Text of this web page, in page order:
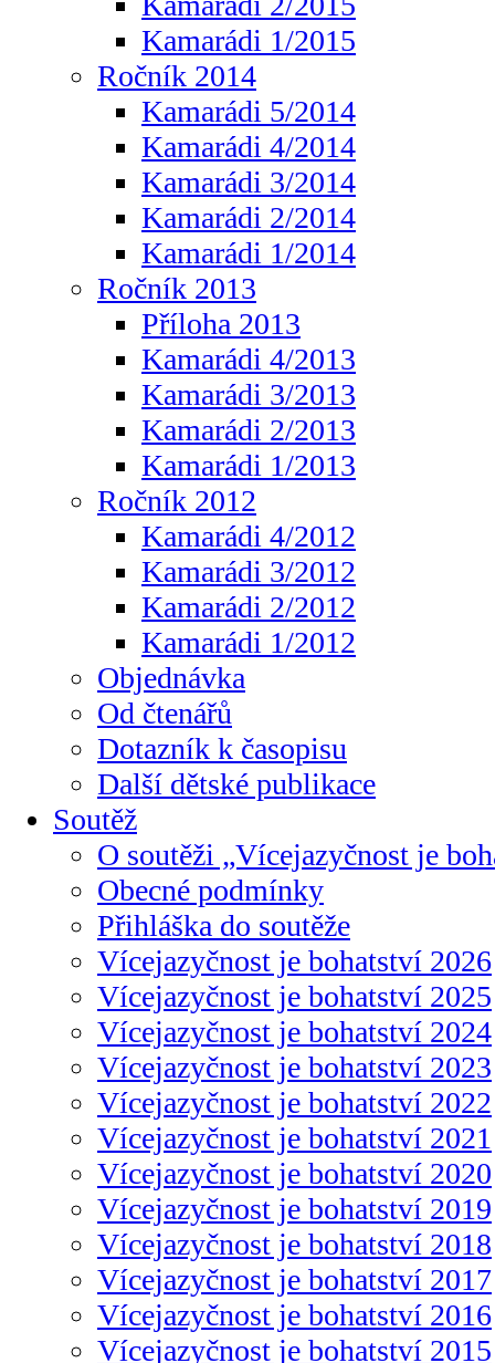
Kamarádi 1/2015
Ročník 2014
Kamarádi 5/2014
Kamarádi 4/2014
Kamarádi 3/2014
Kamarádi 2/2014
Kamarádi 1/2014
Ročník 2013
Příloha 2013
Kamarádi 4/2013
Kamarádi 3/2013
Kamarádi 2/2013
Kamarádi 1/2013
Ročník 2012
Kamarádi 4/2012
Kamarádi 3/2012
Kamarádi 2/2012
Kamarádi 1/2012
Objednávka
Od čtenářů
Dotazník k časopisu
Další dětské publikace
Soutěž
O soutěži „Vícejazyčnost je
Obecné podmínky
Přihláška do soutěže
Vícejazyčnost je bohatství 2026
Vícejazyčnost je bohatství 2025
Vícejazyčnost je bohatství 2024
Vícejazyčnost je bohatství 2023
Vícejazyčnost je bohatství 2022
Vícejazyčnost je bohatství 2021
Vícejazyčnost je bohatství 2020
Vícejazyčnost je bohatství 2019
Vícejazyčnost je bohatství 2018
Vícejazyčnost je bohatství 2017
Vícejazyčnost je bohatství 2016
Vícejazyčnost je bohatství 2015